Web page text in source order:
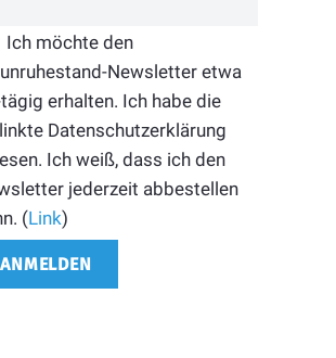
Ich möchte den
Newsletter etwa
erhalten. Ich habe die
Datenschutzerklärung
Ich weiß, dass ich den
jederzeit abbestellen
(Link)